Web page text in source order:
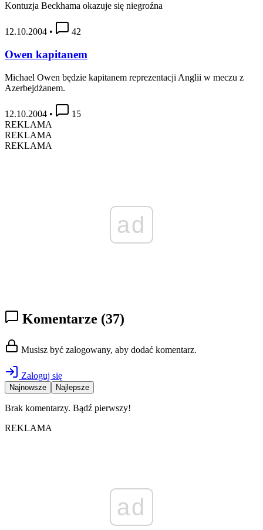
Kontuzja Beckhama okazuje się niegroźna
12.10.2004 • 42
Owen kapitanem
Michael Owen będzie kapitanem reprezentacji Anglii w meczu z
Azerbejdżanem.
12.10.2004 •
15
REKLAMA
REKLAMA
REKLAMA
ad
Komentarze (37)
Musisz być zalogowany, aby dodać komentarz.
Zaloguj się
Najnowsze Najlepsze
Brak komentarzy. Bądź pierwszy!
REKLAMA
ad